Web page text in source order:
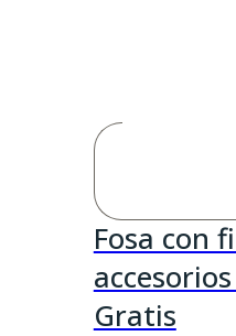
Fosa con
Gratis